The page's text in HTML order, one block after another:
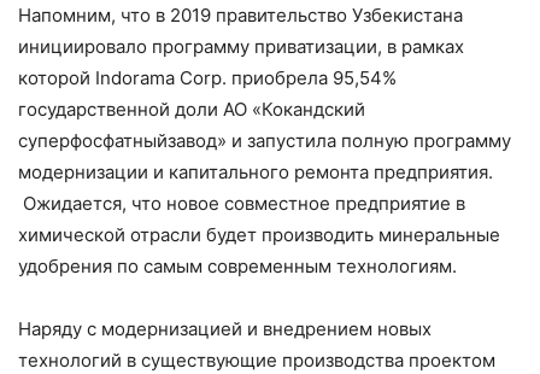
Напомним, что в 2019 правительство Узбекистана
инициировало программу приватизации, в рамках
которой Indorama Corp. приобрела 95,54%
государственной доли АО «Кокандский
суперфосфатныйзавод» и запустила полную программу
модернизации и капитального ремонта предприятия.
Ожидается, что новое совместное предприятие в
химической отрасли будет производить минеральные
удобрения по самым современным технологиям.
Наряду с модернизацией и внедрением новых
технологий в существующие производства проектом